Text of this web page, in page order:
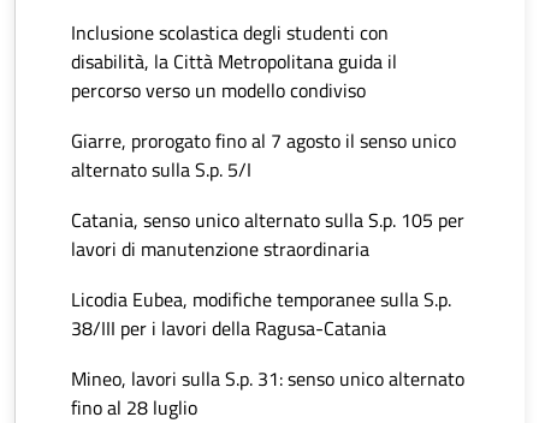
Inclusione scolastica degli studenti con
disabilità, la Città Metropolitana guida il
percorso verso un modello condiviso
Giarre, prorogato fino al 7 agosto il senso unico
alternato sulla S.p. 5/I
Catania, senso unico alternato sulla S.p. 105 per
lavori di manutenzione straordinaria
Licodia Eubea, modifiche temporanee sulla S.p.
38/III per i lavori della Ragusa-Catania
Mineo, lavori sulla S.p. 31: senso unico alternato
fino al 28 luglio